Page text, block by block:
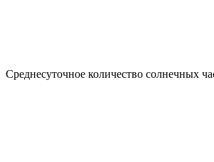
Среднесуточное количество солнечных